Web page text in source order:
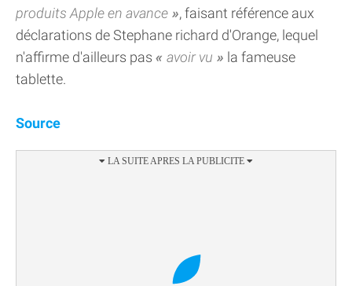
produits Apple en avance
, faisant référence aux
déclarations de Stephane richard d'Orange, lequel
n'affirme d'ailleurs pas
avoir vu
la fameuse
tablette.
Source